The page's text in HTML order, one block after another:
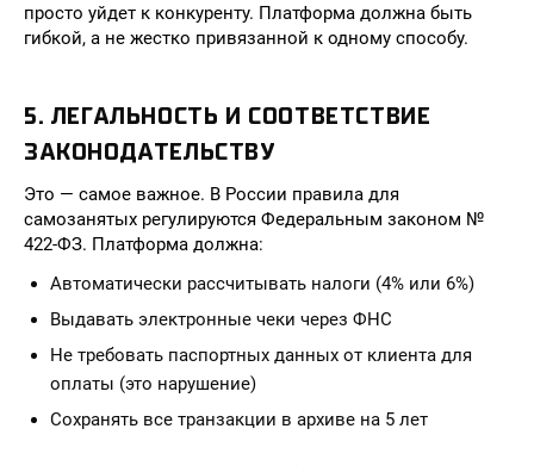
просто уйдет к конкуренту. Платформа должна быть
гибкой, а не жестко привязанной к одному способу.
5. ЛЕГАЛЬНОСТЬ И СООТВЕТСТВИЕ
ЗАКОНОДАТЕЛЬСТВУ
Это — самое важное. В России правила для
самозанятых регулируются Федеральным законом №
422-ФЗ. Платформа должна:
Автоматически рассчитывать налоги (4% или 6%)
Выдавать электронные чеки через ФНС
Не требовать паспортных данных от клиента для
оплаты (это нарушение)
Сохранять все транзакции в архиве на 5 лет